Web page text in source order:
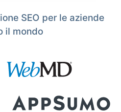
SEO per le aziende
il mondo